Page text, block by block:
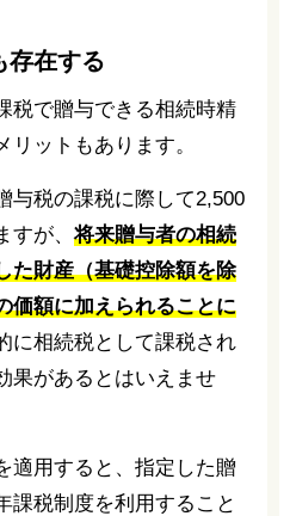
存在する
税で贈与できる相続時精
ットもあります。
与税の課税に際して2,500
すが、将来贈与者の相続
た財産（基礎控除額を除
価額に加えられることに
に相続税として課税され
果があるとはいえませ
適用すると、指定した贈
課税制度を利用すること